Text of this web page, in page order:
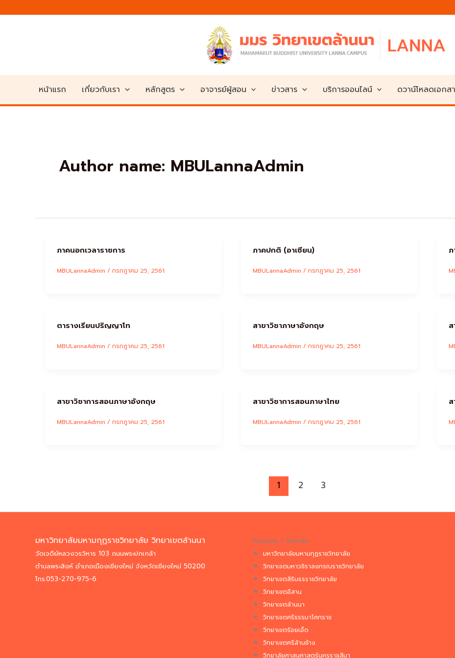
to
หน้าแรก เกี่ยวกับเรา หลักสูตร อาจารย์ผู้สอน ข่าวสาร บริการออนไลน์ ดวาน์โหลดเอกส
Author name: MBULannaAdmin
ภาคนอกเวลาราชการ
MBULannaAdmin / กรกฎาคม 25, 2561
ภาคปกติ (อาเซียน)
MBULannaAdmin / กรกฎาคม 25, 2561
ตารางเรียนปริญญาโท
MBULannaAdmin / กรกฎาคม 25, 2561
สาขาวิชาภาษาอังกฤษ
MBULannaAdmin / กรกฎาคม 25, 2561
สาขาวิชาการสอนภาษาอังกฤษ
MBULannaAdmin / กรกฎาคม 25, 2561
สาขาวิชาการสอนภาษาไทย
MBULannaAdmin / กรกฎาคม 25, 2561
1 2 3
มหาวิทยาลัยมหามกุฏราชวิทยาลัย วิทยาเขตล้านนา
วัดเจดีย์หลวงวรวิหาร 103 ถนนพระปกเกล้า
ตำบลพระสิงห์ อำเภอเมืองเชียงใหม่ จังหวัดเชียงใหม่ 50200
โทร.053-270-975-6
วิทยาเขต / วิทยาลัย
มหาวิทยาลัยมหามกุฏราชวิทยาลัย
วิทยาเขตมหาวชิราลงกรณราชวิทยาลัย
วิทยาเขตสิรินธรราชวิทยาลัย
วิทยาเขตอีสาน
วิทยาเขตล้านนา
วิทยาเขตศรีธรรมาโศกราช
วิทยาเขตร้อยเอ็ด
วิทยาเขตศรีล้านช้าง
วิทยาลัยศาสนศาสตร์นครราชสีมา